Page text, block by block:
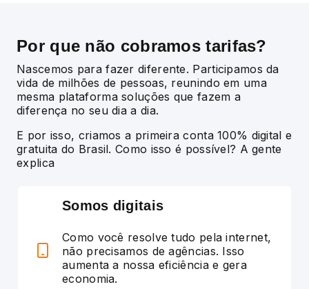
Por que não cobramos tarifas?
Nascemos para fazer diferente. Participamos da
vida de milhões de pessoas, reunindo em uma
mesma plataforma soluções que fazem a
diferença no seu dia a dia.
E por isso, criamos a primeira conta 100% digital e
gratuita do Brasil. Como isso é possível? A gente
explica
Somos digitais
Como você resolve tudo pela internet,
não precisamos de agências. Isso
aumenta a nossa eficiência e gera
economia.